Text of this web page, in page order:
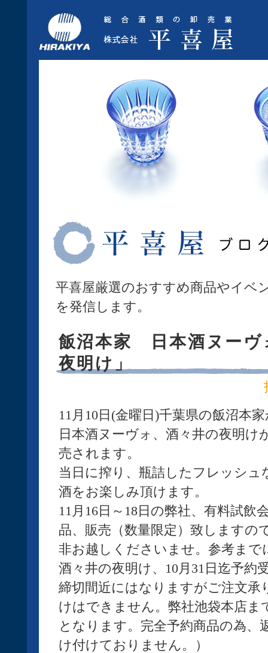
平喜屋厳選のおすすめ商品やイベ
を発信します。
飯沼本家 日本酒ヌー
夜明け」
11月10日(金曜日)千葉県の飯沼本
日本酒ヌーヴォ、酒々井の夜明け
売されます。
当日に搾り、瓶詰したフレッシュ
酒をお楽しみ頂けます。
11月16日～18日の弊社、有料試飲
品、販売（数量限定）致しますの
非お越しくださいませ。参考まで
酒々井の夜明け、10月31日迄予約
締切間近にはなりますがご注文
けはできません。弊社池袋本店ま
となります。完全予約商品の為、
け付けておりません。）